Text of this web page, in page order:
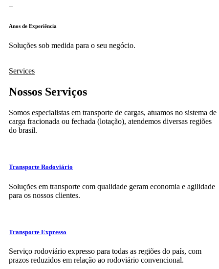
+
Anos de Experiência
Soluções sob medida para o seu negócio.
Services
Nossos Serviços
Somos especialistas em transporte de cargas, atuamos no sistema de
carga fracionada ou fechada (lotação), atendemos diversas regiões
do brasil.
Transporte Rodoviário
Soluções em transporte com qualidade geram economia e agilidade
para os nossos clientes.
Transporte Expresso
Serviço rodoviário expresso para todas as regiões do país, com
prazos reduzidos em relação ao rodoviário convencional.